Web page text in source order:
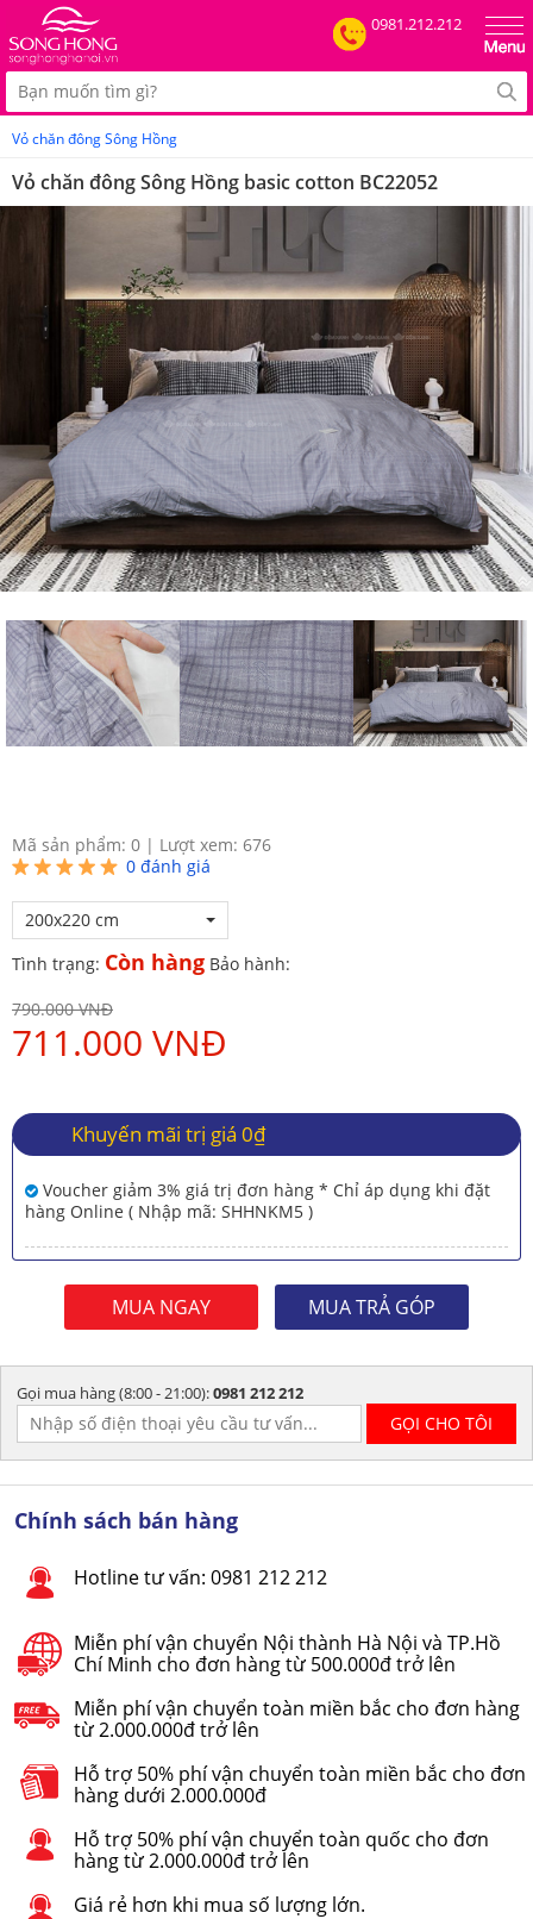
0981.212.212
Vỏ chăn đông Sông Hồng
Vỏ chăn đông Sông Hồng basic cotton BC22052
Mã sản phẩm: 0 | Lượt xem: 676
0 đánh giá
200x220 cm
Tình trạng: Còn hàng Bảo hành:
790.000 VNĐ
711.000 VNĐ
Khuyến mãi trị giá 0₫
Voucher giảm 3% giá trị đơn hàng * Chỉ áp dụng khi đặt
hàng Online ( Nhập mã: SHHNKM5 )
MUA NGAY MUA TRẢ GÓP
Gọi mua hàng (8:00 - 21:00):0981 212 212
Chính sách bán hàng
Hotline tư vấn: 0981 212 212
Miễn phí vận chuyển Nội thành Hà Nội và TP.Hồ
Chí Minh cho đơn hàng từ 500.000đ trở lên
Miễn phí vận chuyển toàn miền bắc cho đơn hàng
từ 2.000.000đ trở lên
Hỗ trợ 50% phí vận chuyển toàn miền bắc cho đơn
hàng dưới 2.000.000đ
Hỗ trợ 50% phí vận chuyển toàn quốc cho đơn
hàng từ 2.000.000đ trở lên
Giá rẻ hơn khi mua số lượng lớn.